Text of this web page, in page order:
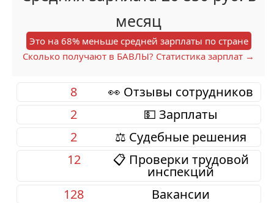
месяц
Это на 68% меньше средней зарплаты по стране
Сколько получают в БАВЛЫ? Статистика зарплат →
👀 Отзывы сотрудников
8
💵 Зарплаты
2
⚖️ Судебные решения
2
📋 Проверки трудовой
инспекций
12
Вакансии
128